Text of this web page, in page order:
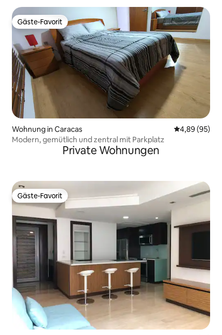
Gäste-Favorit
Gäste-Favorit
Wohnung in Caracas
4,89 (95)
Modern, gemütlich und zentral mit Parkplatz
Private Wohnungen
Gäste-Favorit
Gäste-Favorit